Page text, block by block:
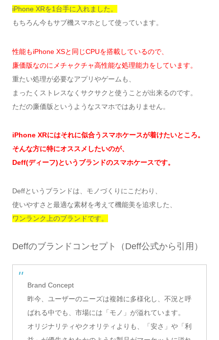
iPhone XRを1台手に入れました。
もちろん今もサブ機スマホとして使っています。
性能もiPhone XSと同じCPUを搭載しているので、
廉価版なのにメチャクチャ高性能な処理能力をしています。
重たい処理が必要なアプリやゲームも、
まったくストレスなくサクサクと使うことが出来るのです。
ただの廉価版というようなスマホではありません。
iPhone XRにはそれに似合うスマホケースが着けたいところ。
そんな方に特にオススメしたいのが、
Deff(ディーフ)というブランドのスマホケースです。
Deffというブランドは、モノづくりにこだわり、
使いやすさと最適な素材を考えて機能美を追求した、
ワンランク上のブランドです。
Deffのブランドコンセプト（Deff公式から引用）
Brand Concept
昨今、ユーザーのニーズは複雑に多様化し、不況と呼
ばれる中でも、市場には「モノ」が溢れています。
オリジナリティやクオリティよりも、「安さ」や「利